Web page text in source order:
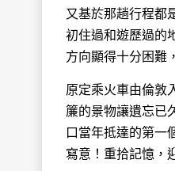
又基於那趟行程都
初住過和遊歷過的
方向顯得十分困難
原定乘火車由倫敦
簾的景物讓遺忘已
口當年抵達的第一
寫意！重拾記憶，